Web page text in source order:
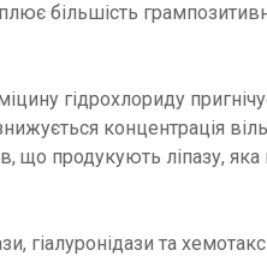
більшість
гідрохлориду
що продукують ліпазу,
гіалуронідази та